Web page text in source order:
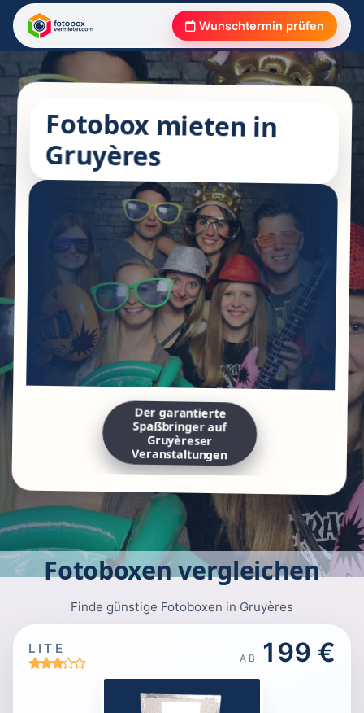
Wunschtermin prüfen
Fotobox mieten in
Gruyères
Der garantierte
Spaßbringer auf
Gruyèreser
Veranstaltungen
Fotoboxen vergleichen
Finde günstige Fotoboxen in Gruyères
LITE
AB 199 €